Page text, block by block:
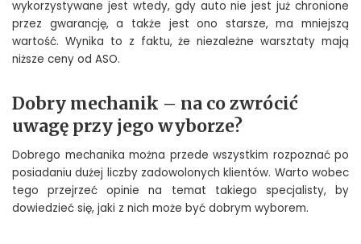
wykorzystywane jest wtedy, gdy auto nie jest już chronione
przez gwarancję, a także jest ono starsze, ma mniejszą
wartość. Wynika to z faktu, że niezależne warsztaty mają
niższe ceny od ASO.
Dobry mechanik – na co zwrócić
uwagę przy jego wyborze?
Dobrego mechanika można przede wszystkim rozpoznać po
posiadaniu dużej liczby zadowolonych klientów. Warto wobec
tego przejrzeć opinie na temat takiego specjalisty, by
dowiedzieć się, jaki z nich może być dobrym wyborem.